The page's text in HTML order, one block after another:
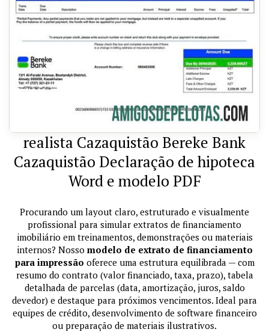
realista Cazaquistão Bereke Bank
Cazaquistão Declaração de hipoteca
Word e modelo PDF
Procurando um layout claro, estruturado e visualmente
profissional para simular extratos de financiamento
imobiliário em treinamentos, demonstrações ou materiais
internos? Nosso modelo de extrato de financiamento
para impressão oferece uma estrutura equilibrada — com
resumo do contrato (valor financiado, taxa, prazo), tabela
detalhada de parcelas (data, amortização, juros, saldo
devedor) e destaque para próximos vencimentos. Ideal para
equipes de crédito, desenvolvimento de software financeiro
ou preparação de materiais ilustrativos.